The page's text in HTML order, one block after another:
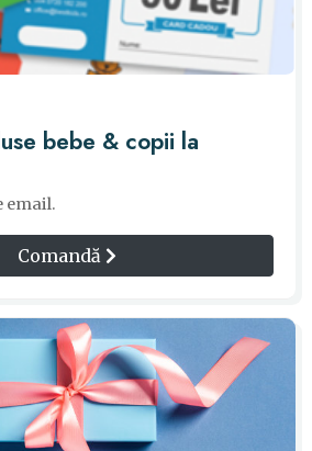
bebe & copii la
email.
Comandă